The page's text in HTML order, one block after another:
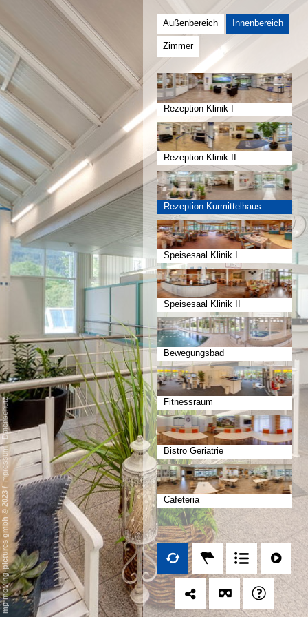
Außenbereich Innenbereich
Zimmer
Rezeption Klinik I
Rezeption Klinik II
Rezeption Kurmittelhaus
Speisesaal Klinik I
Speisesaal Klinik II
Bewegungsbad
Fitnessraum
Bistro Geriatrie
Cafeteria
mp moving-pictures gmbh © 2023
/
Impressum
-
Datenschutz